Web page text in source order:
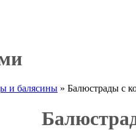
и балясины » Балюстрады с